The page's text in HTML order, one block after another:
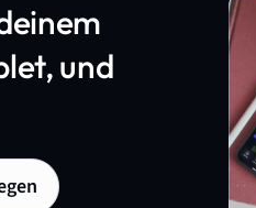
und